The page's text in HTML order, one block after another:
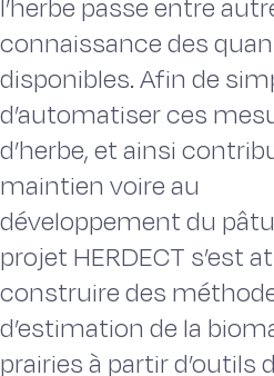
l’herbe passe entre
connaissance des
disponibles. Afin de
d’automatiser ces
d’herbe, et ainsi
maintien voire au
développement du
projet HERDECT s’est
construire des
d’estimation de la
prairies à partir d’outils